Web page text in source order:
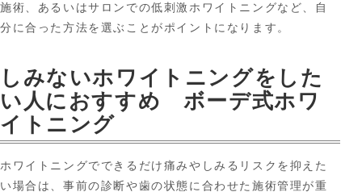
施術、あるいはサロンでの低刺激ホワイトニングなど、自
分に合った方法を選ぶことがポイントになります。
しみないホワイトニングをした
い人におすすめ ボーデ式ホワ
イトニング
ホワイトニングでできるだけ痛みやしみるリスクを抑えた
い場合は、事前の診断や歯の状態に合わせた施術管理が重